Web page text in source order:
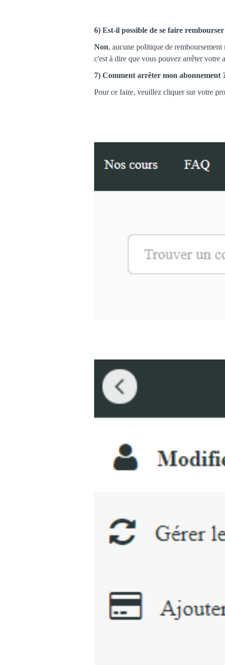
6) Est-il possible de se faire rembourser
Non, aucune politique de
c'est à dire que vous pouvez arrêter votre
7) Comment arrêter mon abonnement
Pour ce faire, veuillez cliquer sur votre